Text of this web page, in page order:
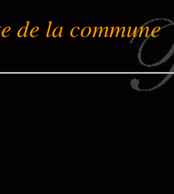
de la commune